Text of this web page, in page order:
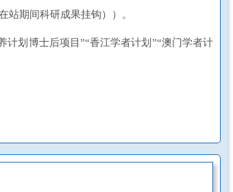
站期间科研成果挂钩））。
计划博士后项目”“香江学者计划”“澳门学者计